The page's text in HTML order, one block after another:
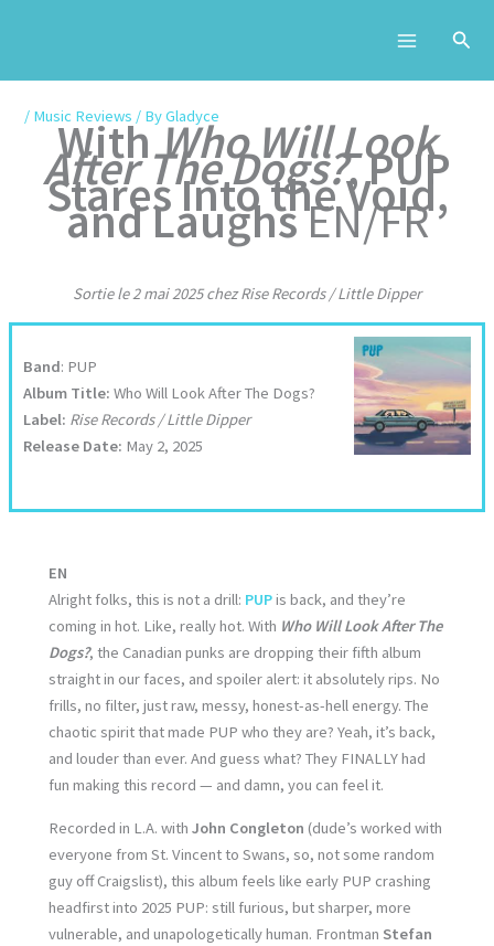
/ Music Reviews / ByGladyce
WithWho Will Look
After The Dogs?, PUP
Stares Into the Void,
and LaughsEN/FR
Sortie le 2 mai 2025 chez Rise Records / Little Dipper
Band: PUP
Album Title: Who Will Look After The Dogs?
Label: Rise Records / Little Dipper
Release Date: May 2, 2025
EN
Alright folks, this is not a drill: PUPis back, and they’re
coming in hot. Like, really hot. With Who Will Look After The
Dogs?, the Canadian punks are dropping their fifth album
straight in our faces, and spoiler alert: it absolutely rips. No
frills, no filter, just raw, messy, honest-as-hell energy. The
chaotic spirit that made PUP who they are? Yeah, it’s back,
and louder than ever. And guess what? They FINALLY had
fun making this record — and damn, you can feel it.
Recorded in L.A. withJohn Congleton (dude’s worked with
everyone from St. Vincent to Swans, so, not some random
guy off Craigslist), this album feels like early PUP crashing
headfirst into 2025 PUP: still furious, but sharper, more
vulnerable, and unapologetically human. Frontman Stefan